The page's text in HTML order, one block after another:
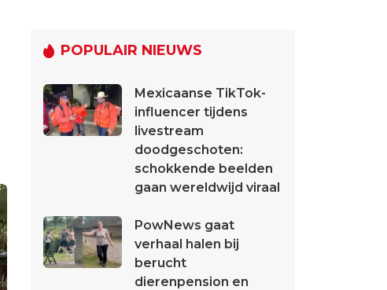
POPULAIR NIEUWS
Mexicaanse TikTok-
influencer tijdens
livestream
doodgeschoten:
schokkende beelden
gaan wereldwijd viraal
PowNews gaat
verhaal halen bij
berucht
dierenpension en